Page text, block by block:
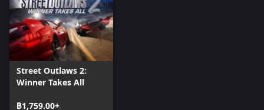
Street Outlaws 2:
Winner Takes All
฿1,759.00+